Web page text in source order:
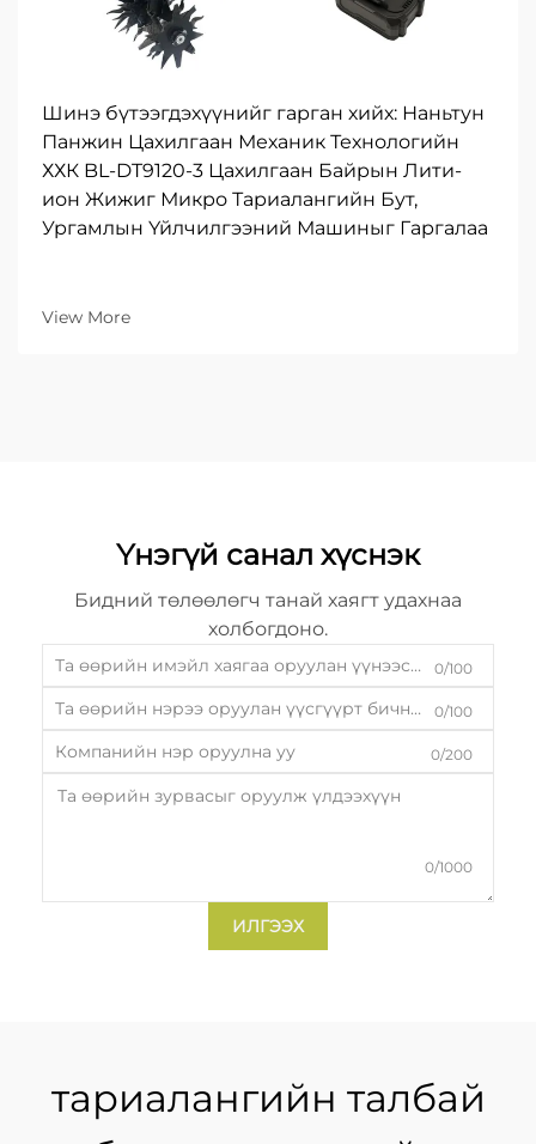
Шинэ бүтээгдэхүүнийг гарган хийх: Наньтун
Панжин Цахилгаан Механик Технологийн
ХХК BL-DT9120-3 Цахилгаан Байрын Лити-
ион Жижиг Микро Тариалангийн Бут,
Ургамлын Үйлчилгээний Машиныг Гаргалаа
View More
Үнэгүй санал хүснэк
Бидний төлөөлөгч танай хаягт удахнаа
холбогдоно.
0/100
0/100
0/200
0/1000
ИЛГЭЭХ
тариалангийн талбай